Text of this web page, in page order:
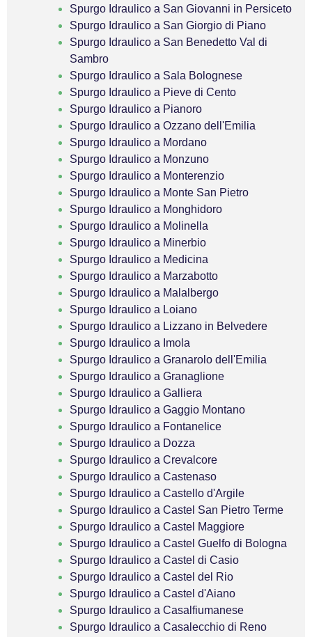
Spurgo Idraulico a San Giovanni in Persiceto
Spurgo Idraulico a San Giorgio di Piano
Spurgo Idraulico a San Benedetto Val di
Sambro
Spurgo Idraulico a Sala Bolognese
Spurgo Idraulico a Pieve di Cento
Spurgo Idraulico a Pianoro
Spurgo Idraulico a Ozzano dell'Emilia
Spurgo Idraulico a Mordano
Spurgo Idraulico a Monzuno
Spurgo Idraulico a Monterenzio
Spurgo Idraulico a Monte San Pietro
Spurgo Idraulico a Monghidoro
Spurgo Idraulico a Molinella
Spurgo Idraulico a Minerbio
Spurgo Idraulico a Medicina
Spurgo Idraulico a Marzabotto
Spurgo Idraulico a Malalbergo
Spurgo Idraulico a Loiano
Spurgo Idraulico a Lizzano in Belvedere
Spurgo Idraulico a Imola
Spurgo Idraulico a Granarolo dell'Emilia
Spurgo Idraulico a Granaglione
Spurgo Idraulico a Galliera
Spurgo Idraulico a Gaggio Montano
Spurgo Idraulico a Fontanelice
Spurgo Idraulico a Dozza
Spurgo Idraulico a Crevalcore
Spurgo Idraulico a Castenaso
Spurgo Idraulico a Castello d'Argile
Spurgo Idraulico a Castel San Pietro Terme
Spurgo Idraulico a Castel Maggiore
Spurgo Idraulico a Castel Guelfo di Bologna
Spurgo Idraulico a Castel di Casio
Spurgo Idraulico a Castel del Rio
Spurgo Idraulico a Castel d'Aiano
Spurgo Idraulico a Casalfiumanese
Spurgo Idraulico a Casalecchio di Reno